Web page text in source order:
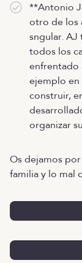
**Antonio
otro de los
sngular. AJ
todos los
enfrentado
ejemplo
construir,
organizar
Os dejamos
familia y lo mal